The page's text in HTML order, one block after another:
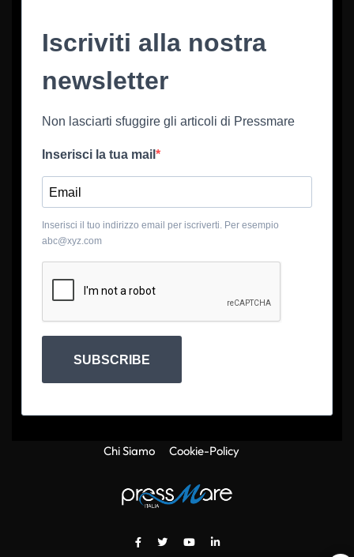
Iscriviti alla nostra
newsletter
Non lasciarti sfuggire gli articoli di Pressmare
Inserisci la tua mail
Inserisci il tuo indirizzo email per iscriverti. Per esempio
abc@xyz.com
SUBSCRIBE
Chi Siamo Cookie-Policy